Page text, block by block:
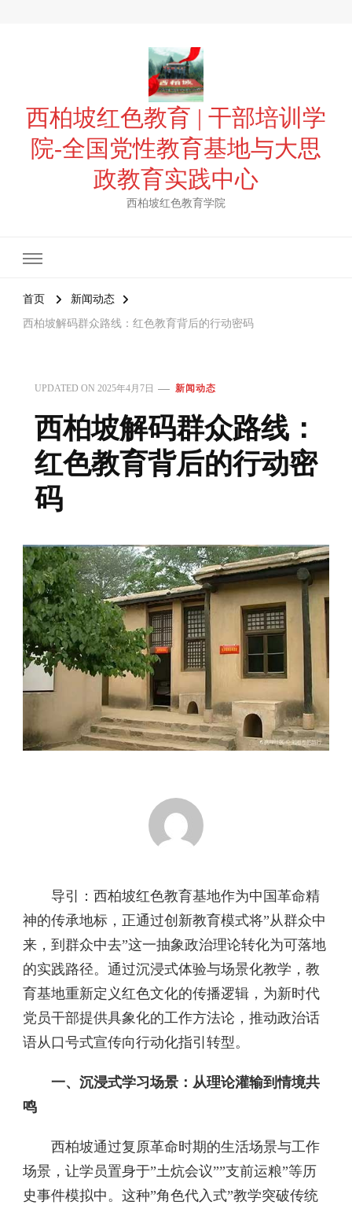
西柏坡红色教育 | 干部培训学
院-全国党性教育基地与大思
政教育实践中心
西柏坡红色教育学院
首页 新闻动态
西柏坡解码群众路线：红色教育背后的行动密码
UPDATED ON 2025年4月7日 新闻动态
西柏坡解码群众路线：
红色教育背后的行动密
码
导引：西柏坡红色教育基地作为中国革命精
神的传承地标，正通过创新教育模式将”从群众中
来，到群众中去”这一抽象政治理论转化为可落地
的实践路径。通过沉浸式体验与场景化教学，教
育基地重新定义红色文化的传播逻辑，为新时代
党员干部提供具象化的工作方法论，推动政治话
语从口号式宣传向行动化指引转型。
一、沉浸式学习场景：从理论灌输到情境共
鸣‌
西柏坡通过复原革命时期的生活场景与工作
场景，让学员置身于”土炕会议””支前运粮”等历
史事件模拟中。这种”角色代入式”教学突破传统